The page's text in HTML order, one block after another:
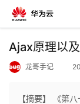
返
Ajax原理以
龙哥手记
【摘要】 《第